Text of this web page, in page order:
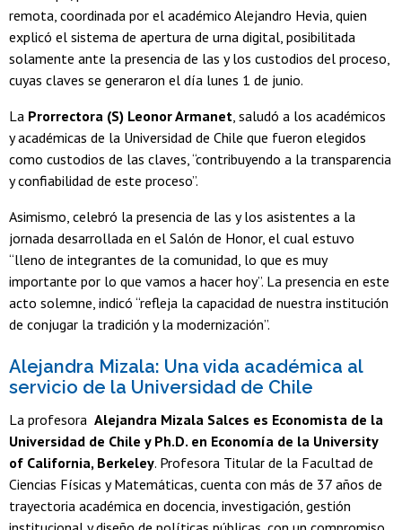
remota, coordinada por el académico Alejandro Hevia, quien
explicó el sistema de apertura de urna digital, posibilitada
solamente ante la presencia de las y los custodios del proceso,
cuyas claves se generaron el día lunes 1 de junio.
La Prorrectora (S) Leonor Armanet, saludó a los académicos
y académicas de la Universidad de Chile que fueron elegidos
como custodios de las claves, “contribuyendo a la transparencia
y confiabilidad de este proceso”.
Asimismo, celebró la presencia de las y los asistentes a la
jornada desarrollada en el Salón de Honor, el cual estuvo
“lleno de integrantes de la comunidad, lo que es muy
importante por lo que vamos a hacer hoy”. La presencia en este
acto solemne, indicó “refleja la capacidad de nuestra institución
de conjugar la tradición y la modernización”.
Alejandra Mizala: Una vida académica al
servicio de la Universidad de Chile
La profesora Alejandra Mizala Salces es Economista de la
Universidad de Chile y Ph.D. en Economía de la University
of California, Berkeley. Profesora Titular de la Facultad de
Ciencias Físicas y Matemáticas, cuenta con más de 37 años de
trayectoria académica en docencia, investigación, gestión